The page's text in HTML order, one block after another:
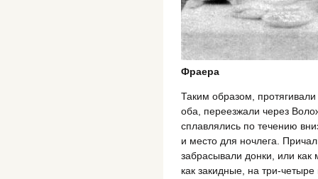
Фраера
Таким образом,
оба, переезжали через
сплавлялись по течению
и место для ночлега.
забрасывали донки, или
как закидные, на три-